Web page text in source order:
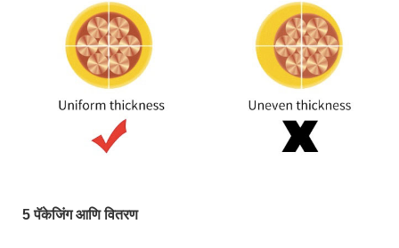
5 पॅकेजिंग आणि वितरण